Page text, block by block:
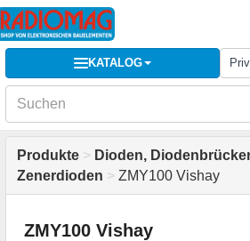
KATALOG
Produkte > Dioden,
Zenerdioden > ZMY100 Vishay
ZMY100 Vishay